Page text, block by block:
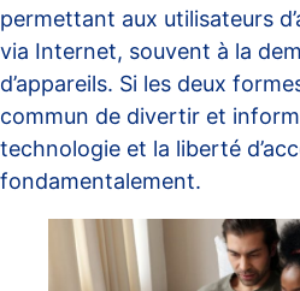
permettant aux utilisateurs
via Internet, souvent à la
d’appareils. Si les deux
commun de divertir et
technologie et la liberté
fondamentalement.